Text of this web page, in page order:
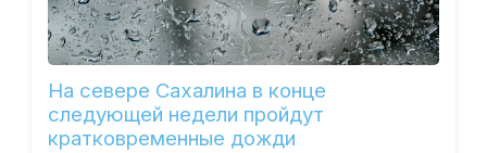
На севере Сахалина в конце
следующей недели пройдут
кратковременные дожди